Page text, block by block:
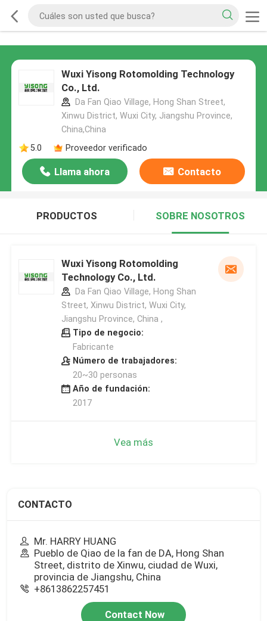
Wuxi Yisong Rotomolding Technology
Co., Ltd.
Da Fan Qiao Village, Hong Shan Street,
Xinwu District, Wuxi City, Jiangshu Province,
China,China
5.0
Proveedor verificado
Llama ahora Contacto
PRODUCTOS SOBRE NOSOTROS
Wuxi Yisong Rotomolding
Technology Co., Ltd.
Da Fan Qiao Village, Hong Shan
Street, Xinwu District, Wuxi City,
Jiangshu Province, China ,
Tipo de negocio:
Fabricante
Número de trabajadores:
20~30 personas
Año de fundación:
2017
Vea más
CONTACTO
Mr. HARRY HUANG
Pueblo de Qiao de la fan de DA, Hong Shan
Street, distrito de Xinwu, ciudad de Wuxi,
provincia de Jiangshu, China
+8613862257451
Contact Now